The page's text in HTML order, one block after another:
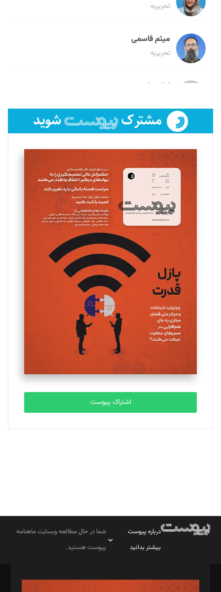
تحریریه
میثم قاسمی
تحریریه
لیلا حنارود
فائزه فتحی رستمی
تحریریه
سروش کرمیان
تحریریه
مینا پاکدل
یسنا امان‌پور
تحریریه
ملینا جعفری
تحریریه
مصطفی مسجدی آرانی
تحریریه
بابک نقاش
تحریریه
اشتراک پیوست
درباره پیوست
بیشتر بدانید
شما در حال مطالعه وبسایت ماهنامه
پیوست هستید.
مدیر مسئول: محمدباقر اثنی‌عشری